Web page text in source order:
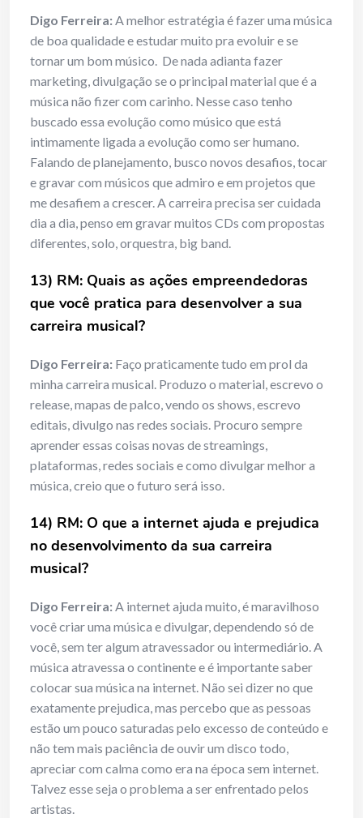
Digo Ferreira:A melhor estratégia é fazer uma música
de boa qualidade e estudar muito pra evoluir e se
tornar um bom músico. De nada adianta fazer
marketing, divulgação se o principal material que é a
música não fizer com carinho. Nesse caso tenho
buscado essa evolução como músico que está
intimamente ligada a evolução como ser humano.
Falando de planejamento, busco novos desafios, tocar
e gravar com músicos que admiro e em projetos que
me desafiem a crescer. A carreira precisa ser cuidada
dia a dia, penso em gravar muitos CDs com propostas
diferentes, solo, orquestra, big band.
13) RM: Quais as ações empreendedoras
que você pratica para desenvolver a sua
carreira musical?
Digo Ferreira: Faço praticamente tudo em prol da
minha carreira musical. Produzo o material, escrevo o
release, mapas de palco, vendo os shows, escrevo
editais, divulgo nas redes sociais. Procuro sempre
aprender essas coisas novas de streamings,
plataformas, redes sociais e como divulgar melhor a
música, creio que o futuro será isso.
14) RM: O que a internet ajuda e prejudica
no desenvolvimento da sua carreira
musical?
Digo Ferreira:A internet ajuda muito, é maravilhoso
você criar uma música e divulgar, dependendo só de
você, sem ter algum atravessador ou intermediário. A
música atravessa o continente e é importante saber
colocar sua música na internet. Não sei dizer no que
exatamente prejudica, mas percebo que as pessoas
estão um pouco saturadas pelo excesso de conteúdo e
não tem mais paciência de ouvir um disco todo,
apreciar com calma como era na época sem internet.
Talvez esse seja o problema a ser enfrentado pelos
artistas.